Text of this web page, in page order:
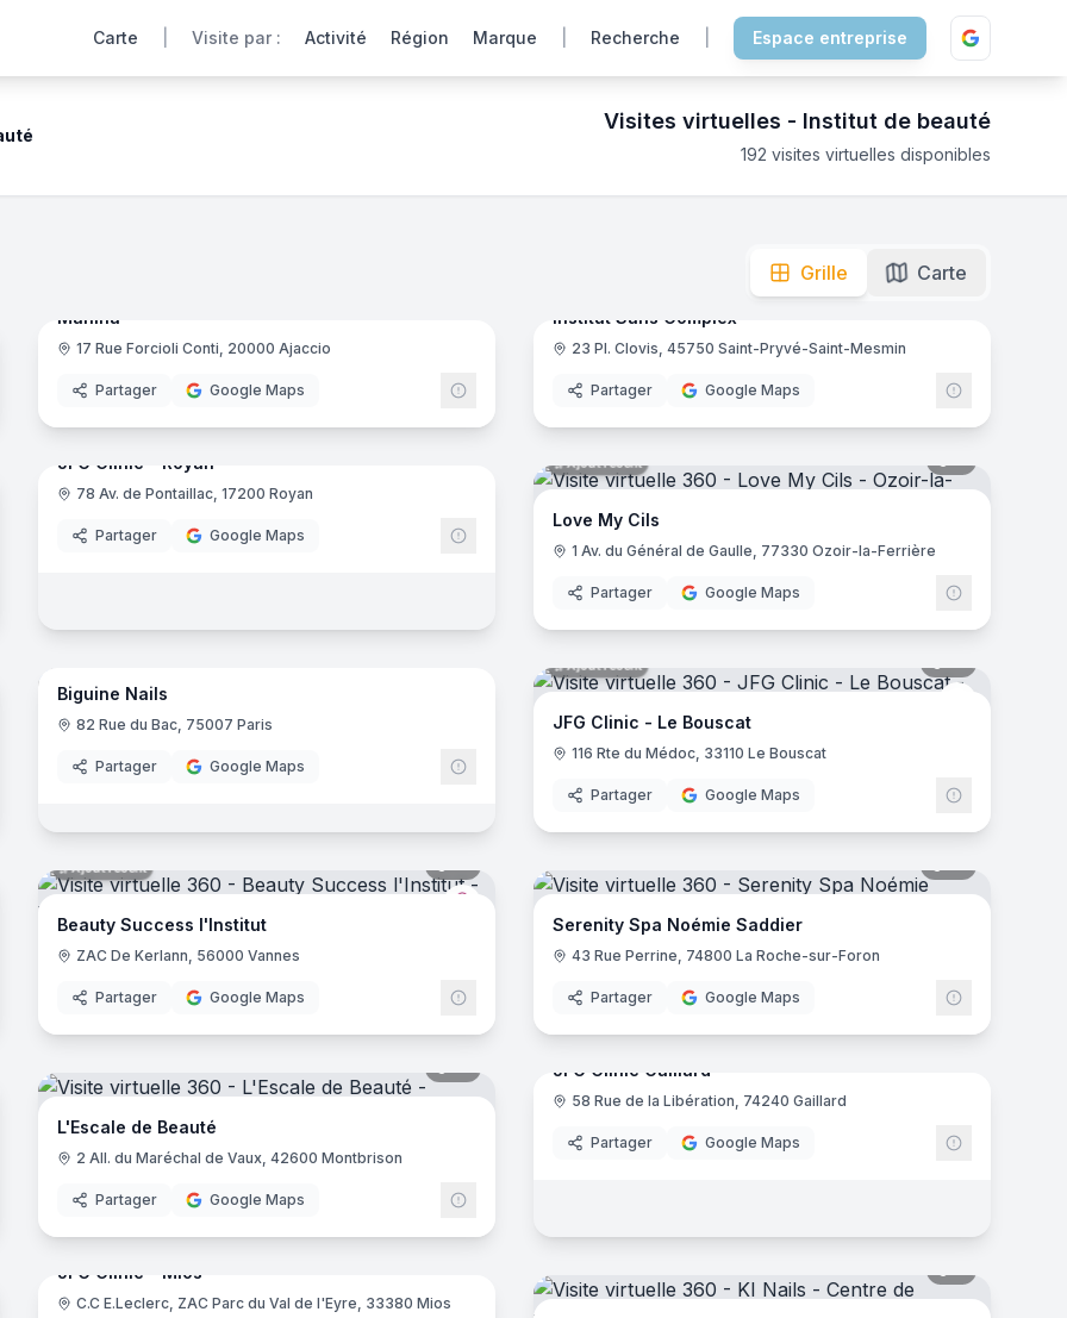
Carte Visite par : Activité Région Marque Recherche Espace entreprise
Visites virtuelles - Institut de beauté
192 visites virtuelles disponibles
Grille Carte
Mahina
17 Rue Forcioli Conti, 20000 Ajaccio
Partager Google Maps
Institut Sans Complex
23 Pl. Clovis, 45750 Saint-Pryvé-Saint-Mesmin
Partager Google Maps
10
JFG Clinic
JFG Clinic - Royan
78 Av. de Pontaillac, 17200 Royan
Partager Google Maps
Ajout récent
Love My Cils
1 Av. du Général de Gaulle, 77330 Ozoir-la-Ferrière
Partager Google Maps
6panoramas
Biguine Nails
82 Rue du Bac, 75007 Paris
Partager Google Maps
JFG Clinic
Ajout récent
JFG Clinic - Le Bouscat
116 Rte du Médoc, 33110 Le Bouscat
Partager Google Maps
Esthetic Center
Ajout récent
Beauty Success l'Institut
ZAC De Kerlann, 56000 Vannes
Partager Google Maps
Serenity Spa Noémie Saddier
43 Rue Perrine, 74800 La Roche-sur-Foron
Partager Google Maps
Clinic
L'Escale de Beauté
2 All. du Maréchal de Vaux, 42600 Montbrison
Partager Google Maps
16
JFG Clinic Gaillard
58 Rue de la Libération, 74240 Gaillard
Partager Google Maps
Clinic
13
JFG Clinic
JFG Clinic - Mios
C.C E.Leclerc, ZAC Parc du Val de l'Eyre, 33380 Mios